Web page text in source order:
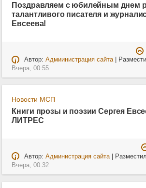
Поздравляем с юбилейным днем
талантливого писателя и
Евсеева!
Автор: Адмиинистрация сайта|
Вчера, 00:55
Новости МСП
Книги прозы и поэзии Сергея
ЛИТРЕС
Автор: Администрация сайта|
Вчера, 00:32